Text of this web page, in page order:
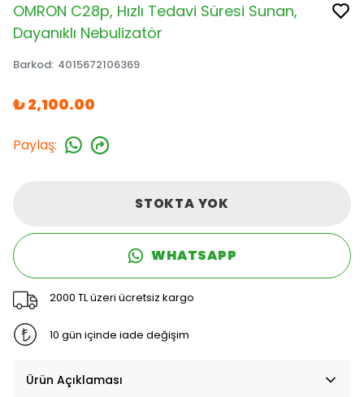
OMRON C28p, Hızlı Tedavi Süresi Sunan,
Dayanıklı Nebulizatör
Barkod: 4015672106369
₺ 2,100.00
Paylaş:
STOKTA YOK
WHATSAPP
2000 TL üzeri ücretsiz kargo
10 gün içinde iade değişim
Ürün Açıklaması